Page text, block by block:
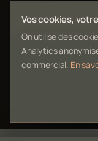
Envoyer mon
L'Atelier
Vos cookies,
On utilise des
Analytics
commercial. En